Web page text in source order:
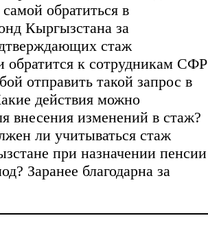
обратиться в
Кыргызстана за
стаж
обратится к сотрудникам СФР
отправить такой запрос в
действия можно
внесения изменений в стаж?
ли учитываться стаж
при назначении пенсии
Заранее благодарна за